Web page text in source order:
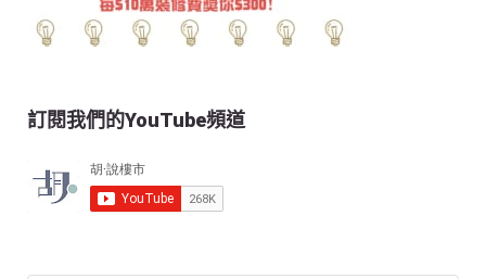
訂閱我們的YouTube頻道